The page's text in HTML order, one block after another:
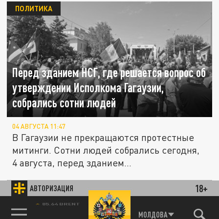
АВТОРИЗАЦИЯ 18+
МОЛДОВА
Перед зданием НСГ, где решается вопрос об
утверждении Исполкома Гагаузии,
собрались сотни людей
ПОЛИТИКА
04 АВГУСТА 11:47
В Гагаузии не прекращаются протестные
митинги. Сотни людей собрались сегодня,
4 августа, перед зданием...
ОБЩЕСТВО